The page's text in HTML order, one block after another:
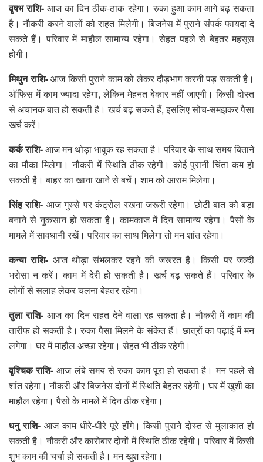
वृषभ राशि- आज का दिन ठीक-ठाक रहेगा। रुका हुआ काम आगे बढ़ सकता
है। नौकरी करने वालों को राहत मिलेगी। बिजनेस में पुराने संपर्क फायदा दे
सकते हैं। परिवार में माहौल सामान्य रहेगा। सेहत पहले से बेहतर महसूस
होगी।
मिथुन राशि-आज किसी पुराने काम को लेकर दौड़भाग करनी पड़ सकती है।
ऑफिस में काम ज्यादा रहेगा, लेकिन मेहनत बेकार नहीं जाएगी। किसी दोस्त
से अचानक बात हो सकती है। खर्च बढ़ सकते हैं, इसलिए सोच-समझकर पैसा
खर्च करें।
कर्क राशि-आज मन थोड़ा भावुक रह सकता है। परिवार के साथ समय बिताने
का मौका मिलेगा। नौकरी में स्थिति ठीक रहेगी। कोई पुरानी चिंता कम हो
सकती है। बाहर का खाना खाने से बचें। शाम को आराम मिलेगा।
सिंह राशि- आज गुस्से पर कंट्रोल रखना जरूरी रहेगा। छोटी बात को बड़ा
बनाने से नुकसान हो सकता है। कामकाज में दिन सामान्य रहेगा। पैसों के
मामले में सावधानी रखें। परिवार का साथ मिलेगा तो मन शांत रहेगा।
कन्या राशि- आज थोड़ा संभलकर रहने की जरूरत है। किसी पर जल्दी
भरोसा न करें। काम में देरी हो सकती है। खर्च बढ़ सकते हैं। परिवार के
लोगों से सलाह लेकर चलना बेहतर रहेगा।
तुला राशि- आज का दिन राहत देने वाला रह सकता है। नौकरी में काम की
तारीफ हो सकती है। रुका पैसा मिलने के संकेत हैं। छात्रों का पढ़ाई में मन
लगेगा। घर में माहौल अच्छा रहेगा। सेहत भी ठीक रहेगी।
वृश्चिक राशि-आज लंबे समय से रुका काम पूरा हो सकता है। मन पहले से
शांत रहेगा। नौकरी और बिजनेस दोनों में स्थिति बेहतर रहेगी। घर में खुशी का
माहौल रहेगा। पैसों के मामले में दिन ठीक रहेगा।
धनु राशि-आज काम धीरे-धीरे पूरे होंगे। किसी पुराने दोस्त से मुलाकात हो
सकती है। नौकरी और कारोबार दोनों में स्थिति ठीक रहेगी। परिवार में किसी
शुभ काम की चर्चा हो सकती है। मन खुश रहेगा।